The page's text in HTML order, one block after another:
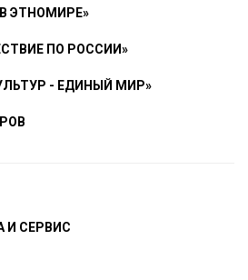
ЭТНОМИРЕ»
ПО РОССИИ»
- ЕДИНЫЙ МИР»
И СЕРВИС